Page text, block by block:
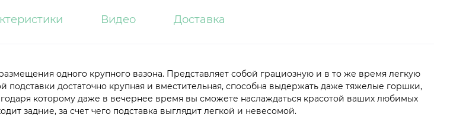
Видео Доставка
одного крупного вазона. Представляет собой грациозную и в то же время легкую
достаточно крупная и вместительная, способна выдержать даже тяжелые горшки,
которому даже в вечернее время вы сможете наслаждаться красотой ваших любимых
задние, за счет чего подставка выглядит легкой и невесомой.